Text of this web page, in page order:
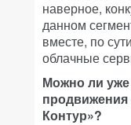
наверное,
данном
вместе, по
облачные
Можно ли уже
Контур»?